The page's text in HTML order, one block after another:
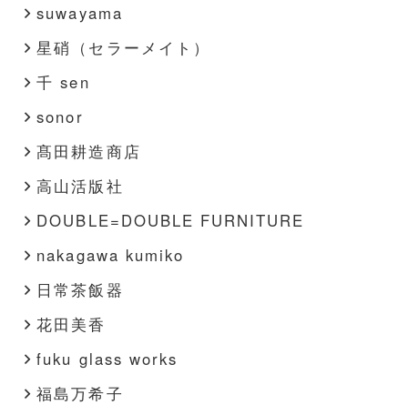
suwayama
星硝（セラーメイト）
千 sen
sonor
髙田耕造商店
高山活版社
DOUBLE=DOUBLE FURNITURE
nakagawa kumiko
日常茶飯器
花田美香
fuku glass works
福島万希子